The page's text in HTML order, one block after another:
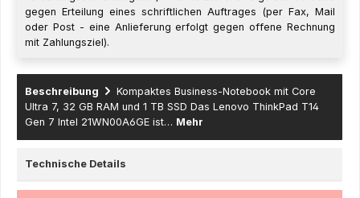
gegen Erteilung eines schriftlichen Auftrages (per Fax, Mail
oder Post - eine Anlieferung erfolgt gegen offene Rechnung
mit Zahlungsziel).
Beschreibung
Kompaktes Business-Notebook mit Core
Ultra 7, 32 GB RAM und 1 TB SSD Das Lenovo ThinkPad T14
Gen 7 Intel 21WN00A6GE ist… Mehr
Technische Details